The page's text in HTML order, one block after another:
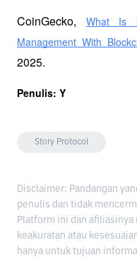
CoinGecko, What Is
Management With
2025.
Penulis: Y
Story Protocol
Disclaimer: Pandangan
penulis dan tidak
Platform ini dan afiliasinya
keakuratan atau
hanya untuk tujuan